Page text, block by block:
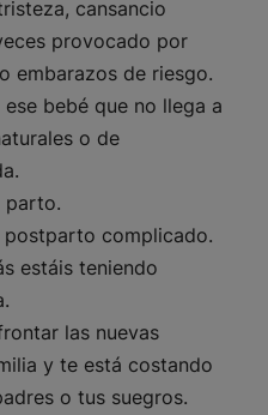
cansancio
provocado por
embarazos de riesgo.
bebé que no llega a
o de
parto.
postparto complicado.
estáis teniendo
las nuevas
y te está costando
o tus suegros.